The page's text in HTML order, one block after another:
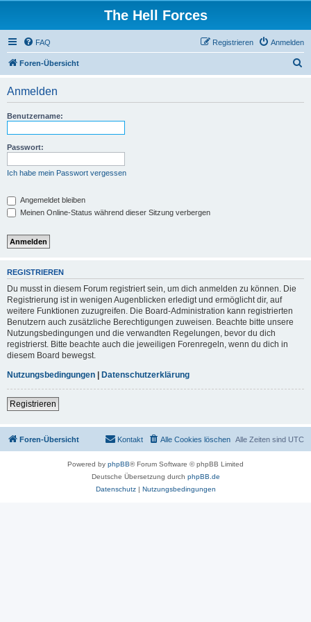
The Hell Forces
FAQ Anmelden
Registrieren
Foren-Übersicht
Anmelden
Benutzername:
Passwort:
Ich habe mein Passwort vergessen
Angemeldet bleiben
Meinen Online-Status während dieser Sitzung verbergen
REGISTRIEREN
Du musst in diesem Forum registriert sein, um dich anmelden zu können. Die
Registrierung ist in wenigen Augenblicken erledigt und ermöglicht dir, auf
weitere Funktionen zuzugreifen. Die Board-Administration kann registrierten
Benutzern auch zusätzliche Berechtigungen zuweisen. Beachte bitte unsere
Nutzungsbedingungen und die verwandten Regelungen, bevor du dich
registrierst. Bitte beachte auch die jeweiligen Forenregeln, wenn du dich in
diesem Board bewegst.
Nutzungsbedingungen | Datenschutzerklärung
Registrieren
Foren-Übersicht Alle Zeiten sind UTC
Alle Cookies löschen
Kontakt
Powered by phpBB® Forum Software © phpBB Limited
Deutsche Übersetzung durch phpBB.de
Datenschutz| Nutzungsbedingungen